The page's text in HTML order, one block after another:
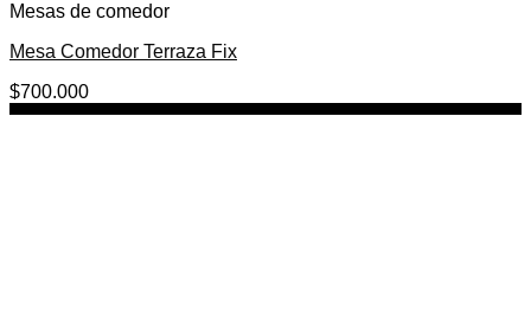
Mesas de comedor
Mesa Comedor Terraza Fix
$700.000